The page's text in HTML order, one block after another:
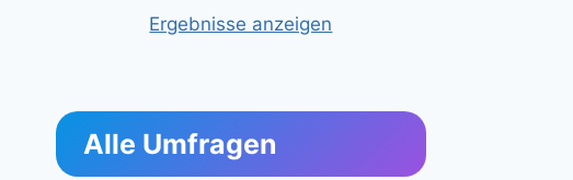
Ergebnisse anzeigen
Alle Umfragen